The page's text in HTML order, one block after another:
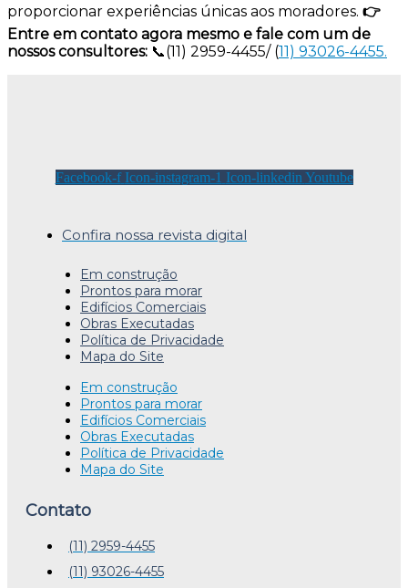
proporcionar experiências únicas aos moradores. 👉
Entre em contato agora mesmo e fale com um de
nossos consultores: 📞(11) 2959-4455/ (11) 93026-4455.
Facebook-f Icon-instagram-1 Icon-linkedin Youtube
Confira nossa revista digital
Em construção
Prontos para morar
Edifícios Comerciais
Obras Executadas
Política de Privacidade
Mapa do Site
Em construção
Prontos para morar
Edifícios Comerciais
Obras Executadas
Política de Privacidade
Mapa do Site
Contato
(11) 2959-4455
(11) 93026-4455